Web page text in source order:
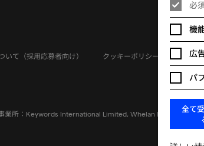
いて（採用応募者向け） クッキーポリシー 現代奴
所：Keywords International Limited, Whelan House, South
必
機
広
パ
全て